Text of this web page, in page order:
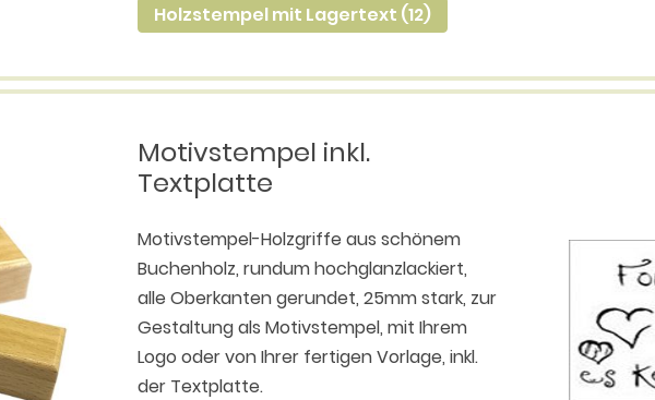
Holzstempel mit Lagertext (12)
Motivstempel inkl.
Textplatte
Motivstempel-Holzgriffe aus schönem
Buchenholz, rundum hochglanzlackiert,
alle Oberkanten gerundet, 25mm stark, zur
Gestaltung als Motivstempel, mit Ihrem
Logo oder von Ihrer fertigen Vorlage, inkl.
der Textplatte.